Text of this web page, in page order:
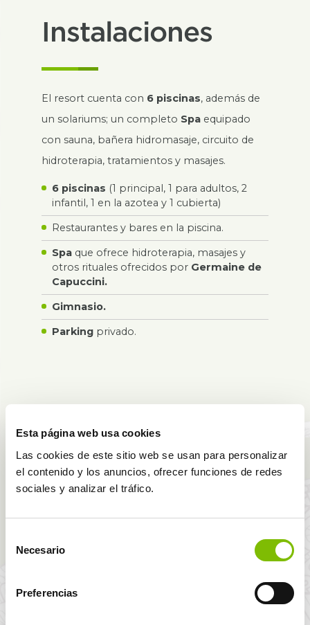
‌Esta página web usa cookies
Las cookies de este sitio web se usan para personalizar
el contenido y los anuncios, ofrecer funciones de redes
sociales y analizar el tráfico.
Necesario
Preferencias
Instalaciones
El resort cuenta con 6 piscinas, además de
un solariums; un completo Spa equipado
con sauna, bañera hidromasaje, circuito de
hidroterapia, tratamientos y masajes.
6 piscinas (1 principal, 1 para adultos, 2
infantil, 1 en la azotea y 1 cubierta)
Restaurantes y bares en la piscina.
Spa que ofrece hidroterapia, masajes y
otros rituales ofrecidos por Germaine de
Capuccini.
Gimnasio.
Parking privado.
SERVICIOS DEL HOTEL